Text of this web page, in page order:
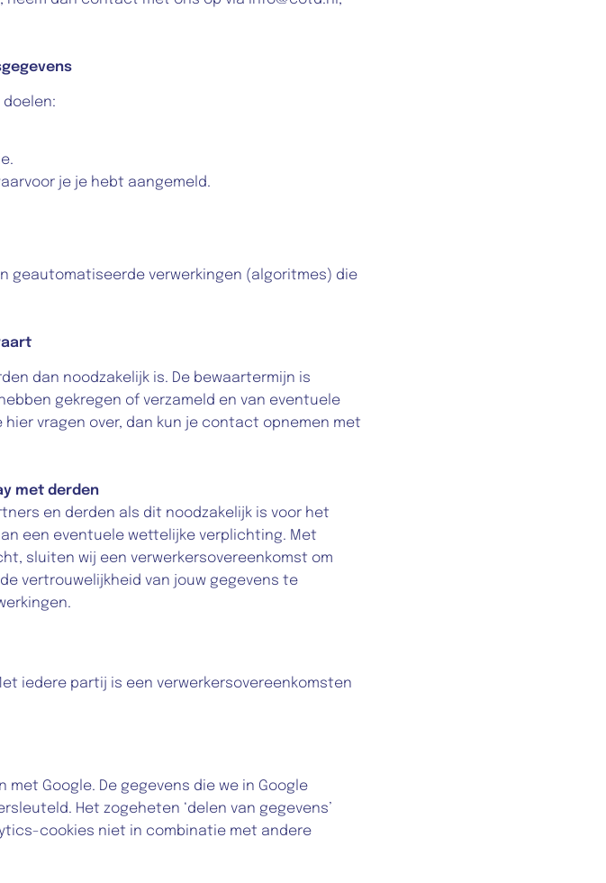
doelen:
je je hebt aangemeld.
geautomatiseerde verwerkingen (algoritmes) die
dan noodzakelijk is. De bewaartermijn is
gekregen of verzameld en van eventuele
vragen over, dan kun je contact opnemen met
met derden
en derden als dit noodzakelijk is voor het
een eventuele wettelijke verplichting. Met
sluiten wij een verwerkersovereenkomst om
vertrouwelijkheid van jouw gegevens te
iedere partij is een verwerkersovereenkomsten
Google. De gegevens die we in Google
Het zogeheten ‘delen van gegevens’
cookies niet in combinatie met andere